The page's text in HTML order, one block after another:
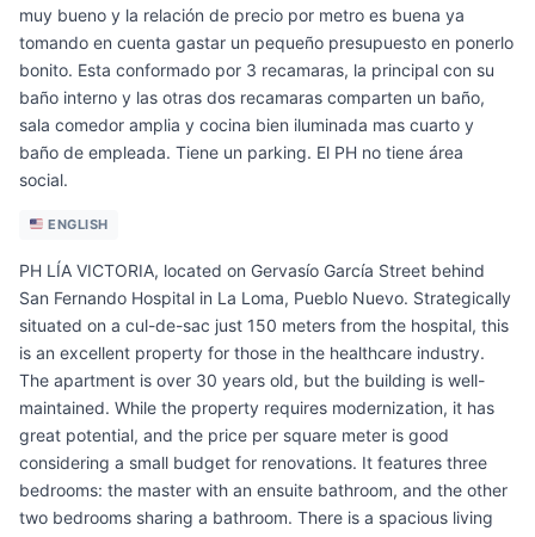
muy bueno y la relación de precio por metro es buena ya
tomando en cuenta gastar un pequeño presupuesto en ponerlo
bonito. Esta conformado por 3 recamaras, la principal con su
baño interno y las otras dos recamaras comparten un baño,
sala comedor amplia y cocina bien iluminada mas cuarto y
baño de empleada. Tiene un parking. El PH no tiene área
social.
ENGLISH
PH LÍA VICTORIA, located on Gervasío García Street behind
San Fernando Hospital in La Loma, Pueblo Nuevo. Strategically
situated on a cul-de-sac just 150 meters from the hospital, this
is an excellent property for those in the healthcare industry.
The apartment is over 30 years old, but the building is well-
maintained. While the property requires modernization, it has
great potential, and the price per square meter is good
considering a small budget for renovations. It features three
bedrooms: the master with an ensuite bathroom, and the other
two bedrooms sharing a bathroom. There is a spacious living